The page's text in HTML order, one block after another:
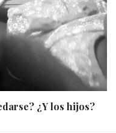
¿Y los hijos?